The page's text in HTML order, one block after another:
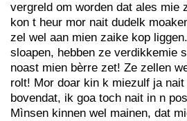
vergreld om worden dat ales mie
kon t heur mor nait dudelk
zel wel aan mien zaike kop
sloapen, hebben ze verdikkemie
noast mien bèrre zet! Ze zellen
rolt! Mor doar kin k miezulf ja
bovendat, ik goa toch nait in n
Mìnsen kinnen wel mainen, dat